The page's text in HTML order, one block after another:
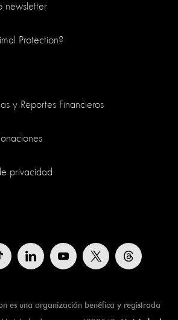
newsletter
Protection?
y Reportes Financieros
privacidad
es una organización benéfica y registrada